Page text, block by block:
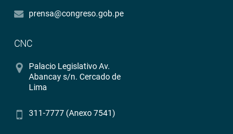
prensa@congreso.gob.pe
CNC
Palacio Legislativo Av.
Abancay s/n. Cercado de
Lima
311-7777 (Anexo 7541)